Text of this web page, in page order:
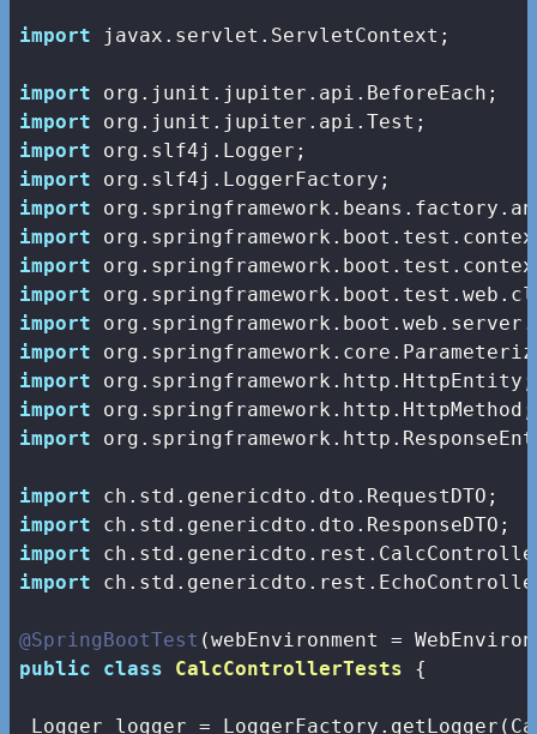
import javax.servlet.ServletContext;
import
import
import
import
import
import
import
import
import
import
import
import
import
import
import
import
import
@SpringBootTest
public
class CalcControllerTests {
Logger logger =